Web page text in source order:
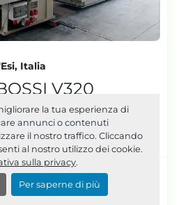
la tua esperienza di
annunci o contenuti
il nostro traffico. Cliccando
al nostro utilizzo dei cookie.
sulla privacy.
Per saperne di più
Italia
V320
pompa: Variabile | Note
Moog (2019); Seconda